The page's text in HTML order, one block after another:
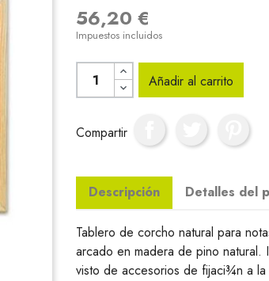
56,20 €
Impuestos incluidos
Añadir al carrito
Compartir
Descripción Detalles del
Tablero de corcho natural para
arcado en madera de pino
visto de accesorios de fijaci¾n a